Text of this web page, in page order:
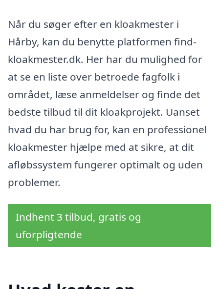
Når du søger efter en kloakmester i
Hårby, kan du benytte platformen find-
kloakmester.dk. Her har du mulighed for
at se en liste over betroede fagfolk i
området, læse anmeldelser og finde det
bedste tilbud til dit kloakprojekt. Uanset
hvad du har brug for, kan en professionel
kloakmester hjælpe med at sikre, at dit
afløbssystem fungerer optimalt og uden
problemer.
Indhent 3 tilbud, gratis og
uforpligtende